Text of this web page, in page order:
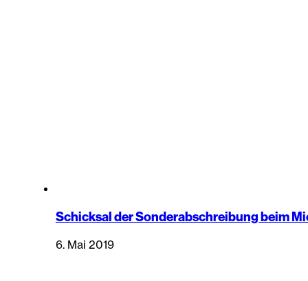
Schicksal der Sonderabschreibung beim
6. Mai 2019